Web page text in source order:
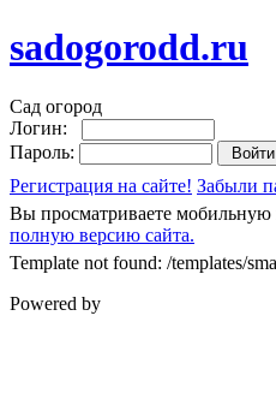
sadogorodd.ru
Сад огород
Логин:
Пароль:
Регистрация на сайте! Забыли
Вы просматриваете мобильную
полную версию сайта.
Template not found: /templates/
Powered by